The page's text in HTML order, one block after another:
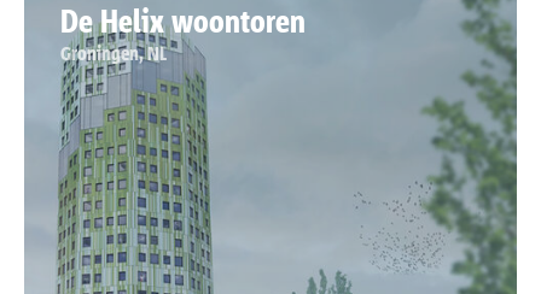
De Helix woontoren
Groningen, NL